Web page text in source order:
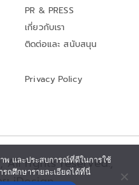
PR & PRESS
เกี่ยวกับเรา
ติดต่อและ สนับสนุน
Privacy Policy
All rights reserved.,
ย iDesign
พ และประสบการณ์ที่ดีในการใช้
ถศึกษารายละเอียดได้ที่นี่